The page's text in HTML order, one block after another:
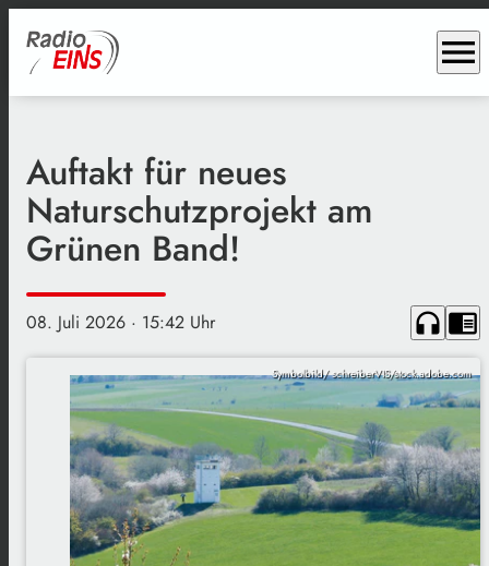
menu
Auftakt für neues
Naturschutzprojekt am
Grünen Band!
08. Juli 2026 · 15:42 Uhr headphones chrome_reader_mode
Symbolbild/ schreiberVIS/stock.adobe.com